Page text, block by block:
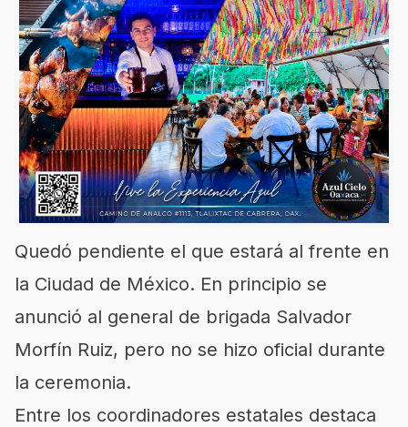
Quedó pendiente el que estará al frente en
la Ciudad de México. En principio se
anunció al general de brigada Salvador
Morfín Ruiz, pero no se hizo oficial durante
la ceremonia.
Entre los coordinadores estatales destaca